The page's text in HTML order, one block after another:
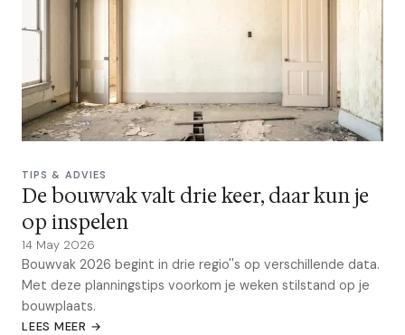
TIPS & ADVIES
De bouwvak valt drie keer, daar kun je
op inspelen
14 May 2026
Bouwvak 2026 begint in drie regio''s op verschillende data.
Met deze planningstips voorkom je weken stilstand op je
bouwplaats.
LEES MEER →